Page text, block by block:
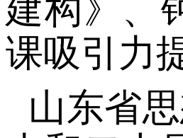
建构》、
课吸引力
山东省